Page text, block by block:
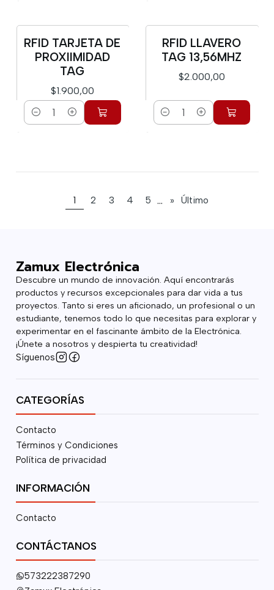
RFID TARJETA DE
PROXIIMIDAD
TAG
$1.900,00
Cantidad
RFID LLAVERO
TAG 13,56MHZ
$2.000,00
Cantidad
1 2 3 4 5 ... » Último
Zamux Electrónica
Descubre un mundo de innovación. Aquí encontrarás
productos y recursos excepcionales para dar vida a tus
proyectos. Tanto si eres un aficionado, un profesional o un
estudiante, tenemos todo lo que necesitas para explorar y
experimentar en el fascinante ámbito de la Electrónica.
¡Únete a nosotros y despierta tu creatividad!
Síguenos
CATEGORÍAS
Contacto
Términos y Condiciones
Política de privacidad
INFORMACIÓN
Contacto
CONTÁCTANOS
573222387290